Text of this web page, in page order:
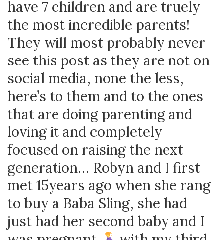
have 7 children and are truely
the most incredible parents!
They will most probably never
see this post as they are not on
social media, none the less,
here’s to them and to the ones
that are doing parenting and
loving it and completely
focused on raising the next
generation… Robyn and I first
met 15years ago when she rang
to buy a Baba Sling, she had
just had her second baby and I